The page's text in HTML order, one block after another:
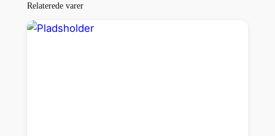
Relaterede varer